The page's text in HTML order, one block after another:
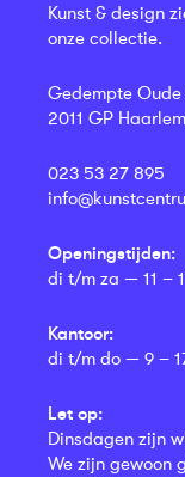
Kunst & design
onze collectie.
Gedempte Oude
2011 GP Haarlem
023 53 27 895
Openingstijden:
di t/m za — 11 –
Kantoor:
di t/m do — 9 –
Let op:
Dinsdagen zijn
We zijn gewoon